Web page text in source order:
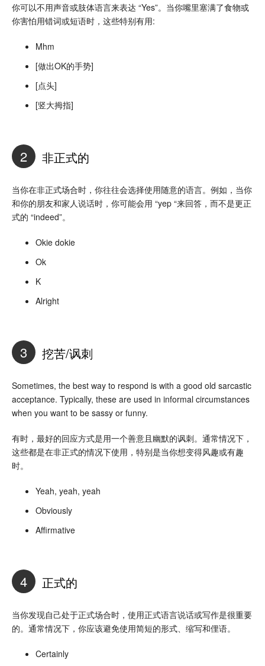
你可以不用声音或肢体语言来表达 “Yes”。当你嘴里塞满了食物或
你害怕用错词或短语时，这些特别有用:
Mhm
[做出OK的手势]
[点头]
[竖大拇指]
2 非正式的
当你在非正式场合时，你往往会选择使用随意的语言。例如，当你
和你的朋友和家人说话时，你可能会用 “yep “来回答，而不是更正
式的 “indeed”。
Okie dokie
Ok
K
Alright
3 挖苦/讽刺
Sometimes, the best way to respond is with a good old sarcastic
acceptance. Typically, these are used in informal circumstances
when you want to be sassy or funny.
有时，最好的回应方式是用一个善意且幽默的讽刺。通常情况下，
这些都是在非正式的情况下使用，特别是当你想变得风趣或有趣
时。
Yeah, yeah, yeah
Obviously
Affirmative
4 正式的
当你发现自己处于正式场合时，使用正式语言说话或写作是很重要
的。通常情况下，你应该避免使用简短的形式、缩写和俚语。
Certainly